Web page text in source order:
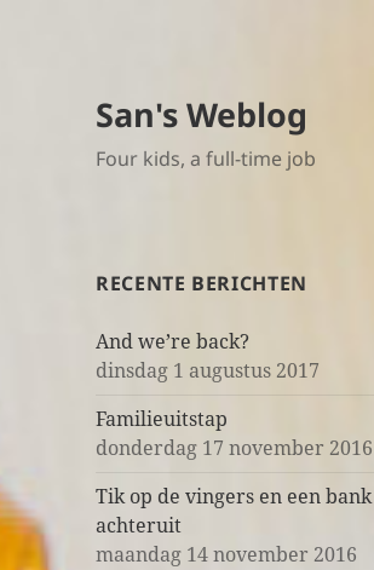
San's Weblog
Four kids, a full-time job
RECENTE BERICHTEN
And we’re back?
dinsdag 1 augustus 2017
Familieuitstap
donderdag 17 november 2016
Tik op de vingers en een bank
achteruit
maandag 14 november 2016